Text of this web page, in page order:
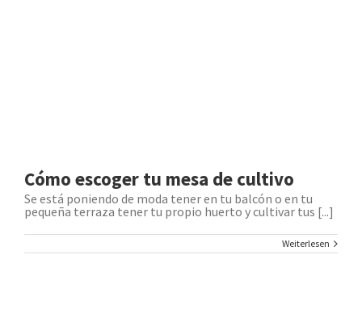
Cómo escoger tu mesa de cultivo
Se está poniendo de moda tener en tu balcón o en tu
pequeña terraza tener tu propio huerto y cultivar tus [...]
Weiterlesen